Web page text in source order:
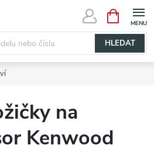
HLEDAT
NÁKUPNÍ
KOŠÍK
na
Kenwood